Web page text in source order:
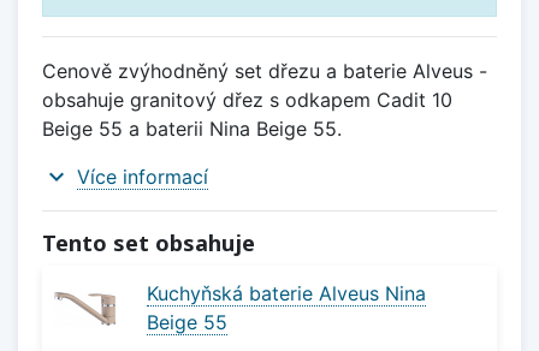
Cenově zvýhodněný set dřezu a baterie Alveus -
obsahuje granitový dřez s odkapem Cadit 10
Beige 55 a baterii Nina Beige 55.
expand_more Více informací
Tento set obsahuje
Kuchyňská baterie Alveus Nina
Beige 55